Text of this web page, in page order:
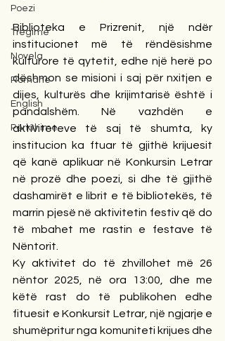
Poezi
Tregime
Novela
Romane
English
Përkthime
Biblioteka e Prizrenit, një ndër
institucionet më të rëndësishme
kulturore të qytetit, edhe një herë po
dëshmon se misioni i saj për nxitjen e
dijes, kulturës dhe krijimtarisë është i
pandalshëm. Në vazhdën e
aktiviteteve të saj të shumta, ky
institucion ka ftuar të gjithë krijuesit
që kanë aplikuar në Konkursin Letrar
në prozë dhe poezi, si dhe të gjithë
dashamirët e librit e të bibliotekës, të
marrin pjesë në aktivitetin festiv që do
të mbahet me rastin e festave të
Nëntorit.
Ky aktivitet do të zhvillohet më 26
nëntor 2025, në ora 13:00, dhe me
këtë rast do të publikohen edhe
fituesit e Konkursit Letrar, një ngjarje e
shumëpritur nga komuniteti krijues dhe